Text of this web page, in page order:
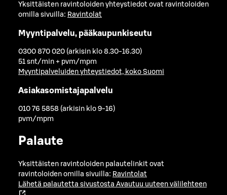
Yksittäisten ravintoloiden yhteystiedot ovat ravintoloiden
omilla sivuilla: Ravintolat
Myyntipalvelu, pääkaupunkiseutu
0300 870 020 (arkisin klo 8.30-16.30)
51 snt/min + pvm/mpm
Myyntipalveluiden yhteystiedot, koko Suomi
Asiakasomistajapalvelu
010 76 5858 (arkisin klo 9-16)
pvm/mpm
Palaute
Yksittäisten ravintoloiden palautelinkit ovat
ravintoloiden omilla sivuilla: Ravintolat
Lähetä palautetta sivustosta Avautuu uuteen välilehteen